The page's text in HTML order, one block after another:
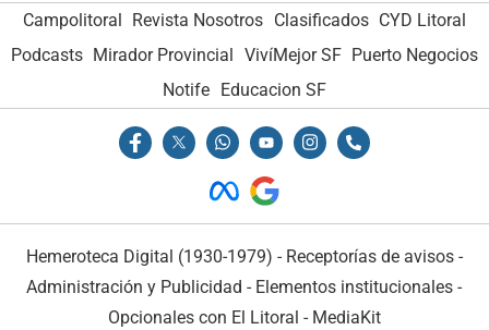
Campolitoral Revista Nosotros Clasificados CYD Litoral
Podcasts Mirador Provincial VivíMejor SF Puerto Negocios
Notife Educacion SF
Hemeroteca Digital (1930-1979) - Receptorías de avisos -
Administración y Publicidad - Elementos institucionales -
Opcionales con El Litoral - MediaKit